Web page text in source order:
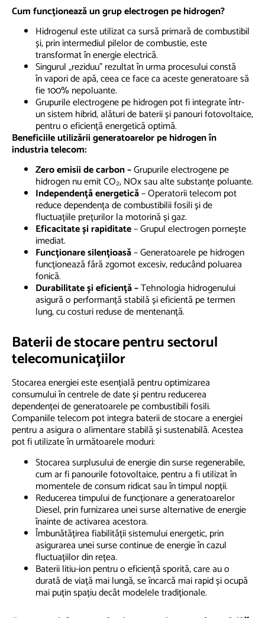
Cum funcționează un grup electrogen pe hidrogen?
Hidrogenul este utilizat ca sursă primară de combustibil
și, prin intermediul pilelor de combustie, este
transformat în energie electrică.
Singurul „reziduu” rezultat în urma procesului constă
în vapori de apă, ceea ce face ca aceste generatoare să
fie 100% nepoluante.
Grupurile electrogene pe hidrogen pot fi integrate într-
un sistem hibrid, alături de baterii și panouri fotovoltaice,
pentru o eficiență energetică optimă.
Beneficiile utilizării generatoarelor pe hidrogen în
industria telecom:
Zero emisii de carbon –Grupurile electrogene pe
hidrogen nu emit CO₂, NOx sau alte substanțe poluante.
Independență energetică– Operatorii telecom pot
reduce dependența de combustibilii fosili și de
fluctuațiile prețurilor la motorină și gaz.
Eficacitate și rapiditate– Grupul electrogen pornește
imediat.
Funcționare silențioasă– Generatoarele pe hidrogen
funcționează fără zgomot excesiv, reducând poluarea
fonică.
Durabilitate și eficiență –Tehnologia hidrogenului
asigură o performanță stabilă și eficientă pe termen
lung, cu costuri reduse de mentenanță.
Baterii de stocare pentru sectorul
telecomunicațiilor
Stocarea energiei este esențială pentru optimizarea
consumului în centrele de date și pentru reducerea
dependenței de generatoarele pe combustibili fosili.
Companiile telecom pot integra baterii de stocare a energiei
pentru a asigura o alimentare stabilă și sustenabilă. Acestea
pot fi utilizate în următoarele moduri:
Stocarea surplusului de energie din surse regenerabile,
cum ar fi panourile fotovoltaice, pentru a fi utilizat în
momentele de consum ridicat sau în timpul nopții.
Reducerea timpului de funcționare a generatoarelor
Diesel, prin furnizarea unei surse alternative de energie
înainte de activarea acestora.
Îmbunătățirea fiabilității sistemului energetic, prin
asigurarea unei surse continue de energie în cazul
fluctuațiilor din rețea.
Baterii litiu-ion pentru o eficiență sporită, care au o
durată de viață mai lungă, se încarcă mai rapid și ocupă
mai puțin spațiu decât modelele tradiționale.